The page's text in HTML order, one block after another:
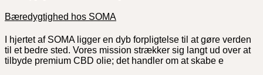
Bæredygtighed hos SOMA
I hjertet af SOMA ligger en dyb forpligtelse til at gøre verden
til et bedre sted. Vores mission strækker sig langt ud over at
tilbyde premium CBD olie; det handler om at skabe e